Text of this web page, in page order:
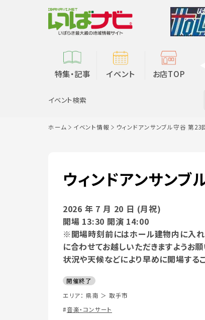
特集・記事 イベント お店TOP
イベント検索
ホーム イベント情報 ウィンドアンサンブル守谷 第
ウィンドアンサン
2026 年 7 月 20 日 (月祝)
開場 13:30 開演 14:00
※開場時刻前にはホール建物内に入
に合わせてお越しいただきますようお
状況や天候などにより早めに開場するこ
開催終了
エリア： 県南 ＞ 取手市
音楽・コンサート